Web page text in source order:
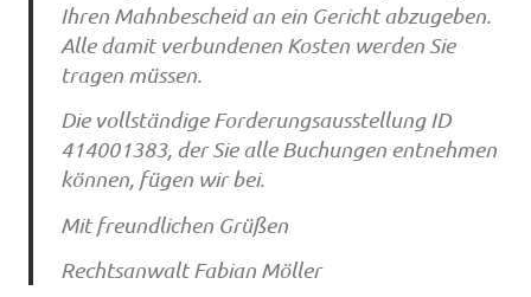
Ihren Mahnbescheid an ein Gericht abzugeben.
Alle damit verbundenen Kosten werden Sie
tragen müssen.
Die vollständige Forderungsausstellung ID
414001383, der Sie alle Buchungen entnehmen
können, fügen wir bei.
Mit freundlichen Grüßen
Rechtsanwalt Fabian Möller